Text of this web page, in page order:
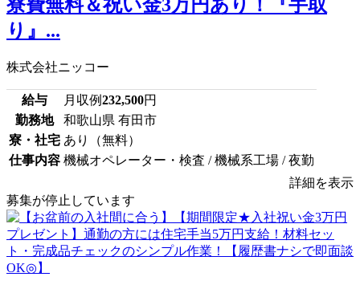
寮費無料＆祝い金3万円あり！『手取
り』...
株式会社ニッコー
給与 月収例232,500円
勤務地
和歌山県 有田市
寮・社宅 あり（無料）
仕事内容 機械オペレーター・検査 / 機械系工場 / 夜勤
詳細を表示
募集が停止しています